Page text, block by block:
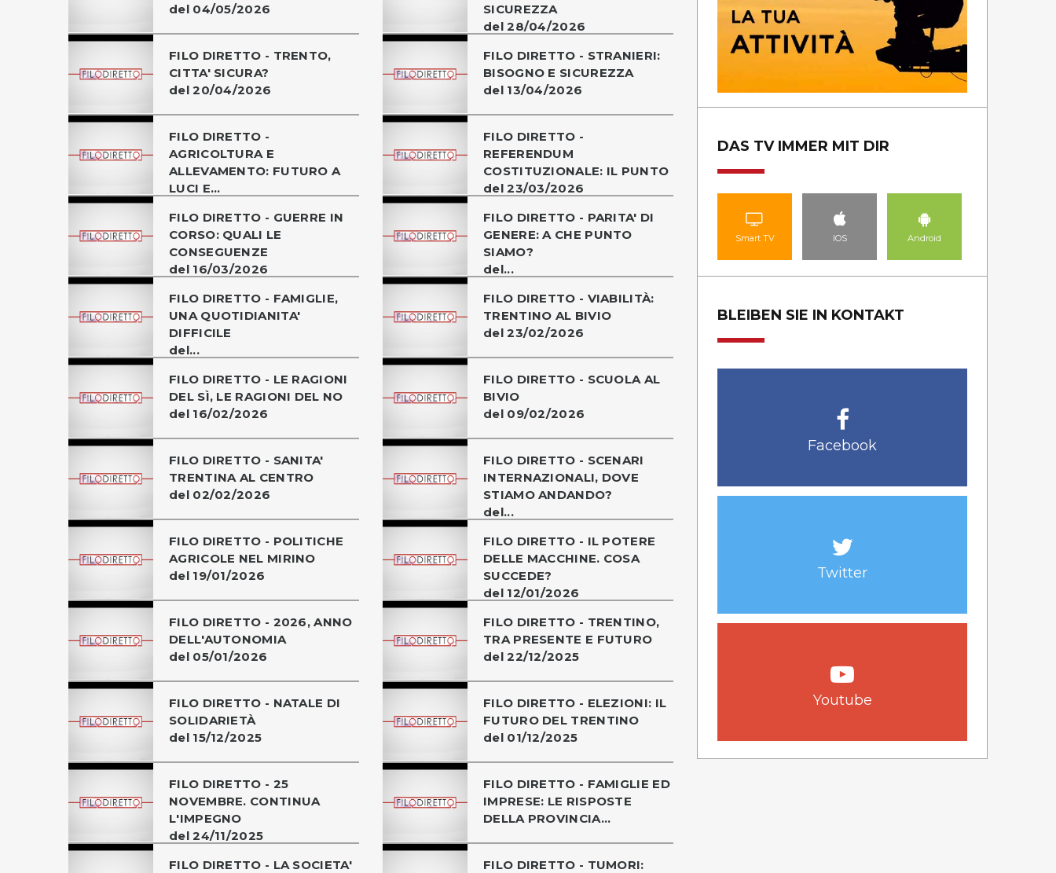
del 04/05/2026
SICUREZZA
del 28/04/2026
FILO DIRETTO - TRENTO,
CITTA' SICURA?
del 20/04/2026
FILO DIRETTO - STRANIERI:
BISOGNO E SICUREZZA
del 13/04/2026
FILO DIRETTO -
AGRICOLTURA E
ALLEVAMENTO: FUTURO A
LUCI E...
FILO DIRETTO -
REFERENDUM
COSTITUZIONALE: IL PUNTO
del 23/03/2026
FILO DIRETTO - GUERRE IN
CORSO: QUALI LE
CONSEGUENZE
del 16/03/2026
FILO DIRETTO - PARITA' DI
GENERE: A CHE PUNTO
SIAMO?
del...
FILO DIRETTO - FAMIGLIE,
UNA QUOTIDIANITA'
DIFFICILE
del...
FILO DIRETTO - VIABILITÀ:
TRENTINO AL BIVIO
del 23/02/2026
FILO DIRETTO - LE RAGIONI
DEL SÌ, LE RAGIONI DEL NO
del 16/02/2026
FILO DIRETTO - SCUOLA AL
BIVIO
del 09/02/2026
FILO DIRETTO - SANITA'
TRENTINA AL CENTRO
del 02/02/2026
FILO DIRETTO - SCENARI
INTERNAZIONALI, DOVE
STIAMO ANDANDO?
del...
FILO DIRETTO - POLITICHE
AGRICOLE NEL MIRINO
del 19/01/2026
FILO DIRETTO - IL POTERE
DELLE MACCHINE. COSA
SUCCEDE?
del 12/01/2026
FILO DIRETTO - 2026, ANNO
DELL'AUTONOMIA
del 05/01/2026
FILO DIRETTO - TRENTINO,
TRA PRESENTE E FUTURO
del 22/12/2025
FILO DIRETTO - NATALE DI
SOLIDARIETÀ
del 15/12/2025
FILO DIRETTO - ELEZIONI: IL
FUTURO DEL TRENTINO
del 01/12/2025
FILO DIRETTO - 25
NOVEMBRE. CONTINUA
L'IMPEGNO
del 24/11/2025
FILO DIRETTO - FAMIGLIE ED
IMPRESE: LE RISPOSTE
DELLA PROVINCIA...
FILO DIRETTO - LA SOCIETA'
FILO DIRETTO - TUMORI:
DAS TV IMMER MIT DIR
Smart TV IOS Android
BLEIBEN SIE IN KONTAKT
Facebook
Twitter
Youtube